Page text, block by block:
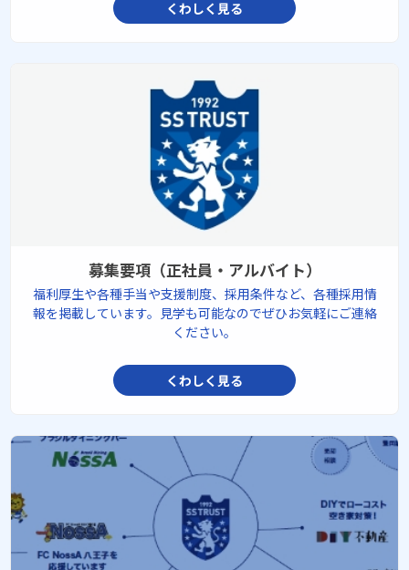
くわしく見る
募集要項（正社員・アルバイト）
福利厚生や各種手当や支援制度、採用条件など、各種採用情
報を掲載しています。見学も可能なのでぜひお気軽にご連絡
ください。
くわしく見る